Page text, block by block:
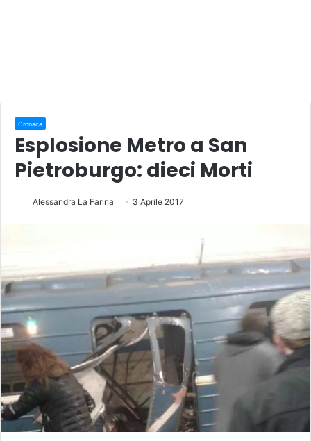
Cronaca
Esplosione Metro a San
Pietroburgo: dieci Morti
Alessandra La Farina 3 Aprile 2017